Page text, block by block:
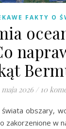
FAKTY O
maja 2026 / 10
zakorzenione w